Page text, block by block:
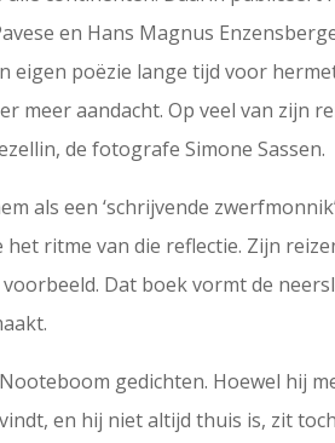
en Hans Magnus
eigen poëzie lange tijd voor
meer aandacht. Op veel van zijn
de fotografe Simone Sassen.
als een ‘schrijvende
het ritme van die reflectie. Zijn
Dat boek vormt de
gedichten. Hoewel hij
en hij niet altijd thuis is, zit